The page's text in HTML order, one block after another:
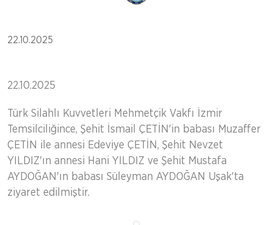
22.10.2025
22.10.2025
Türk Silahlı Kuvvetleri Mehmetçik Vakfı İzmir
Temsilciliğince, Şehit İsmail ÇETİN'in babası Muzaffer
ÇETİN ile annesi Edeviye ÇETİN, Şehit Nevzet
YILDIZ'ın annesi Hani YILDIZ ve Şehit Mustafa
AYDOĞAN'ın babası Süleyman AYDOĞAN Uşak'ta
ziyaret edilmiştir.